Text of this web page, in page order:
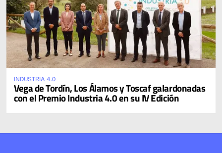
INDUSTRIA 4.0
Vega de Tordín, Los Álamos y Toscaf galardonadas
con el Premio Industria 4.0 en su IV Edición